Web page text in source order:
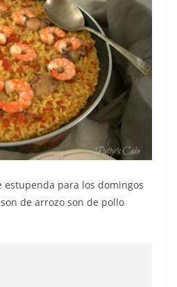
estupenda para los domingos
de arrozo son de pollo